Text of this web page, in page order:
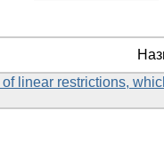
linear restrictions,